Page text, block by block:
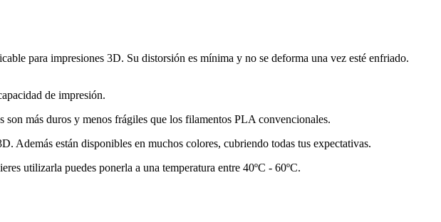
para impresiones 3D. Su distorsión es mínima y no se deforma una vez esté enfriado.
de impresión.
más duros y menos frágiles que los filamentos PLA convencionales.
Además están disponibles en muchos colores, cubriendo todas tus expectativas.
utilizarla puedes ponerla a una temperatura entre 40ºC - 60ºC.